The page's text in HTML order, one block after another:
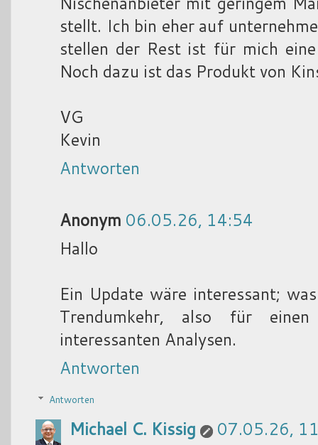
stellt. Ich bin eher auf
stellen der Rest ist für mich
Noch dazu ist das Produkt von
VG
Kevin
Antworten
Anonym 06.05.26, 14:54
Hallo
Ein Update wäre interessant;
Trendumkehr, also für
interessanten Analysen.
Antworten
Antworten
Michael C. Kissig
07.05.26,